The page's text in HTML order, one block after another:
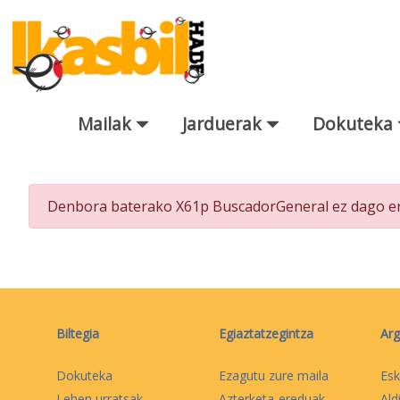
Eduki nagusira joan
Mailak Jarduerak Dokuteka
Denbora baterako X61p BuscadorGeneral ez dago
Biltegia
Dokuteka
Egiaztatzegintza
Ezagutu zure maila